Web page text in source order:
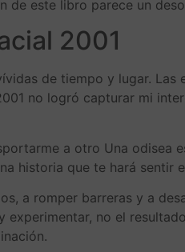
este libro parece un
2001
de tiempo y lugar.
no logró capturar mi
a otro Una odisea
historia que te hará sentir
a romper barreras y a
no el